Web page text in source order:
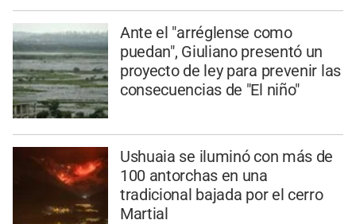
Ante el "arréglense como
puedan", Giuliano presentó un
proyecto de ley para prevenir las
consecuencias de "El niño"
Ushuaia se iluminó con más de
100 antorchas en una
tradicional bajada por el cerro
Martial